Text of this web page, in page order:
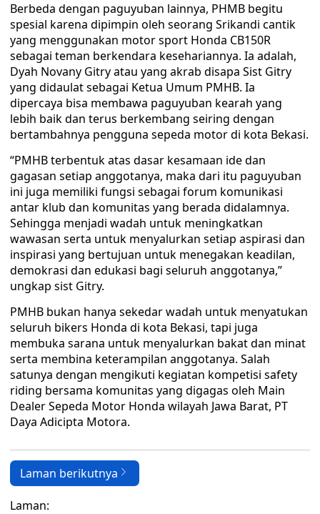
Berbeda dengan paguyuban lainnya, PHMB begitu
spesial karena dipimpin oleh seorang Srikandi cantik
yang menggunakan motor sport Honda CB150R
sebagai teman berkendara kesehariannya. Ia adalah,
Dyah Novany Gitry atau yang akrab disapa Sist Gitry
yang didaulat sebagai Ketua Umum PMHB. Ia
dipercaya bisa membawa paguyuban kearah yang
lebih baik dan terus berkembang seiring dengan
bertambahnya pengguna sepeda motor di kota Bekasi.
“PMHB terbentuk atas dasar kesamaan ide dan
gagasan setiap anggotanya, maka dari itu paguyuban
ini juga memiliki fungsi sebagai forum komunikasi
antar klub dan komunitas yang berada didalamnya.
Sehingga menjadi wadah untuk meningkatkan
wawasan serta untuk menyalurkan setiap aspirasi dan
inspirasi yang bertujuan untuk menegakan keadilan,
demokrasi dan edukasi bagi seluruh anggotanya,”
ungkap sist Gitry.
PMHB bukan hanya sekedar wadah untuk menyatukan
seluruh bikers Honda di kota Bekasi, tapi juga
membuka sarana untuk menyalurkan bakat dan minat
serta membina keterampilan anggotanya. Salah
satunya dengan mengikuti kegiatan kompetisi safety
riding bersama komunitas yang digagas oleh Main
Dealer Sepeda Motor Honda wilayah Jawa Barat, PT
Daya Adicipta Motora.
Laman berikutnya
Laman: